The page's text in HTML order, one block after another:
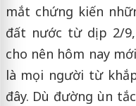
mắt chứng kiến
đất nước từ dịp 2/
cho nên hôm nay
là mọi người từ
đây. Dù đường ùn